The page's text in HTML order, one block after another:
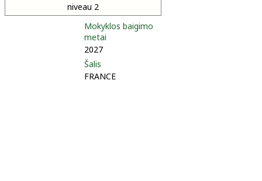
niveau 2
Mokyklos baigimo
metai
2027
Šalis
FRANCE